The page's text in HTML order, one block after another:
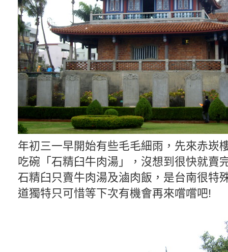
年初三一早開始有些毛毛細雨，先來赤崁
吃碗「石精臼牛肉湯」，沒想到很快就賣
石精臼只賣牛肉湯及滷肉飯，是台南很特
道獨特只可惜等下次有機會再來嚐嚐吧!